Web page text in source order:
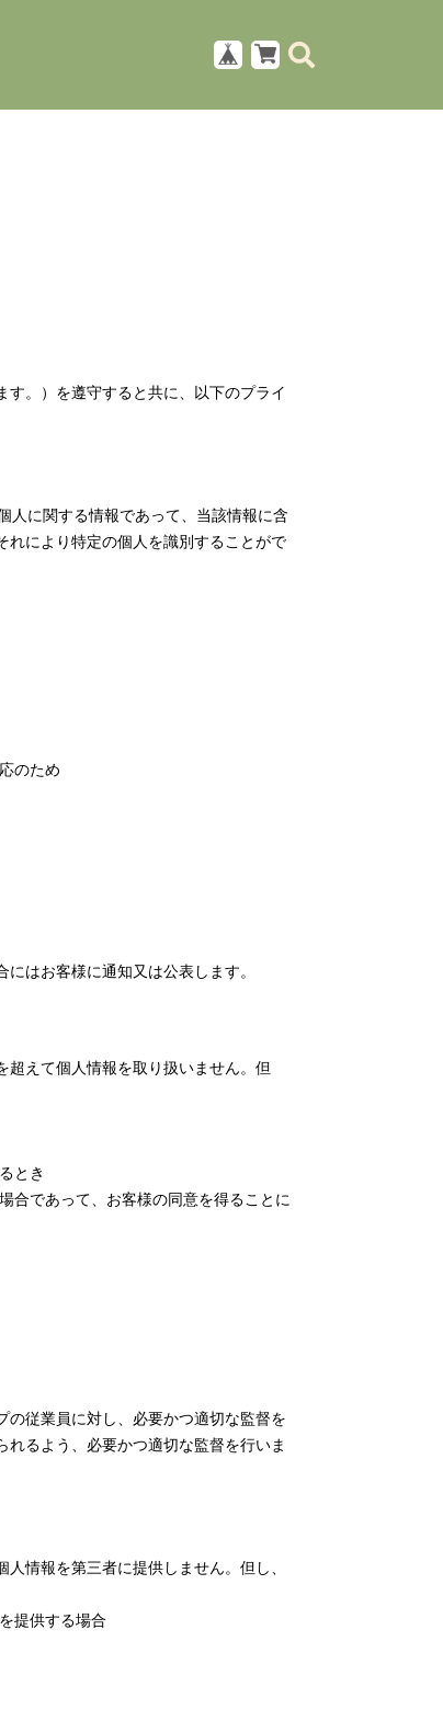
。）を遵守すると共に、以下のプライ
人に関する情報であって、当該情報に含
れにより特定の個人を識別することがで
のため
はお客様に通知又は公表します。
超えて個人情報を取り扱いません。但
とき
合であって、お客様の同意を得ることに
従業員に対し、必要かつ適切な監督を
るよう、必要かつ適切な監督を行いま
情報を第三者に提供しません。但し、
提供する場合